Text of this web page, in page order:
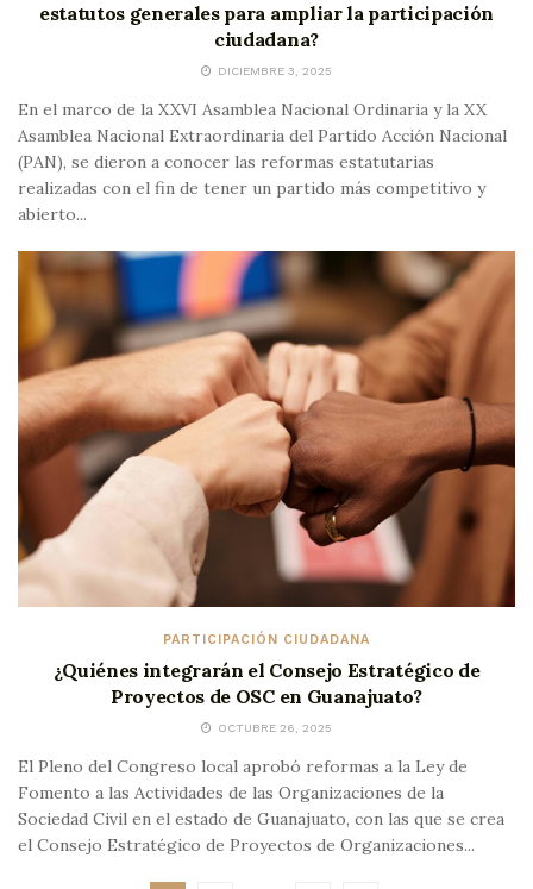
estatutos generales para ampliar la participación
ciudadana?
DICIEMBRE 3, 2025
En el marco de la XXVI Asamblea Nacional Ordinaria y la XX
Asamblea Nacional Extraordinaria del Partido Acción Nacional
(PAN), se dieron a conocer las reformas estatutarias
realizadas con el fin de tener un partido más competitivo y
abierto...
PARTICIPACIÓN CIUDADANA
¿Quiénes integrarán el Consejo Estratégico de
Proyectos de OSC en Guanajuato?
OCTUBRE 26, 2025
El Pleno del Congreso local aprobó reformas a la Ley de
Fomento a las Actividades de las Organizaciones de la
Sociedad Civil en el estado de Guanajuato, con las que se crea
el Consejo Estratégico de Proyectos de Organizaciones...